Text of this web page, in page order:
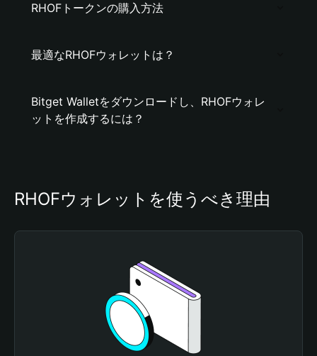
RHOFトークンの購入方法
最適なRHOFウォレットは？
Bitget Walletをダウンロードし、RHOFウォレ
ットを作成するには？
RHOFウォレットを使うべき理由